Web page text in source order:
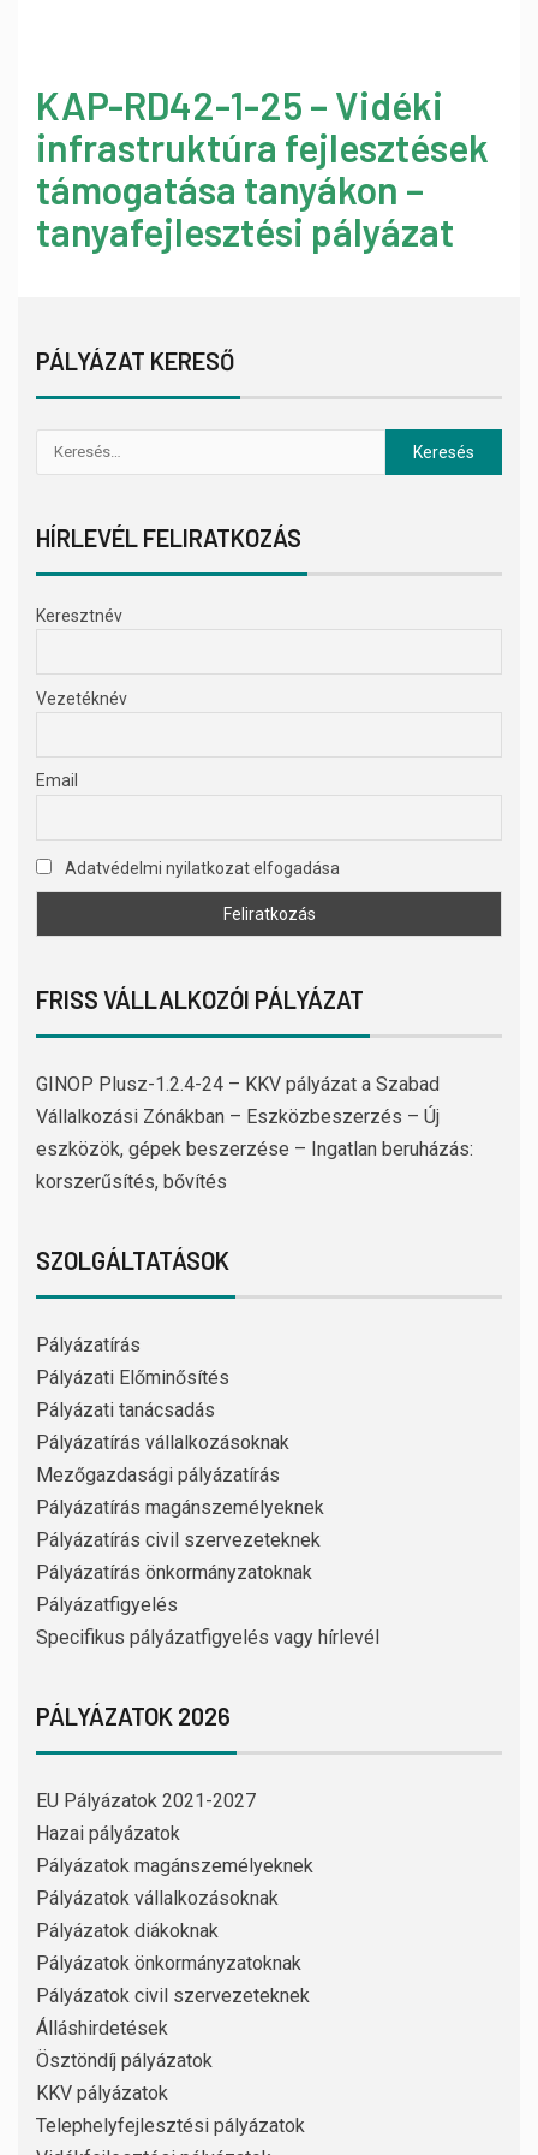
KAP-RD42-1-25 – Vidéki
infrastruktúra fejlesztések
támogatása tanyákon –
tanyafejlesztési pályázat
PÁLYÁZAT KERESŐ
HÍRLEVÉL FELIRATKOZÁS
Keresztnév
Vezetéknév
Email
Adatvédelmi nyilatkozat elfogadása
FRISS VÁLLALKOZÓI PÁLYÁZAT
GINOP Plusz-1.2.4-24 – KKV pályázat a Szabad
Vállalkozási Zónákban – Eszközbeszerzés – Új
eszközök, gépek beszerzése – Ingatlan beruházás:
korszerűsítés, bővítés
SZOLGÁLTATÁSOK
Pályázatírás
Pályázati Előminősítés
Pályázati tanácsadás
Pályázatírás vállalkozásoknak
Mezőgazdasági pályázatírás
Pályázatírás magánszemélyeknek
Pályázatírás civil szervezeteknek
Pályázatírás önkormányzatoknak
Pályázatfigyelés
Specifikus pályázatfigyelés vagy hírlevél
PÁLYÁZATOK 2026
EU Pályázatok 2021-2027
Hazai pályázatok
Pályázatok magánszemélyeknek
Pályázatok vállalkozásoknak
Pályázatok diákoknak
Pályázatok önkormányzatoknak
Pályázatok civil szervezeteknek
Álláshirdetések
Ösztöndíj pályázatok
KKV pályázatok
Telephelyfejlesztési pályázatok